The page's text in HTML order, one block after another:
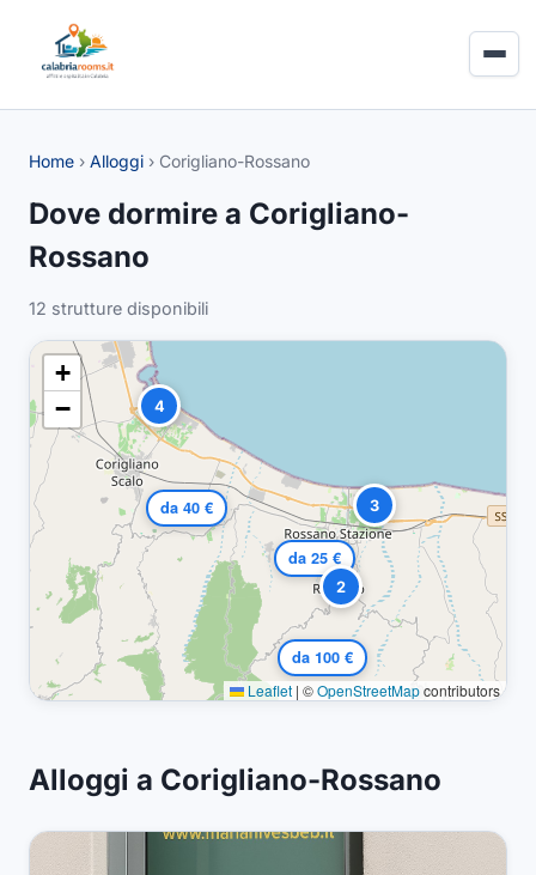
Home › Alloggi › Corigliano-Rossano
Dove dormire a Corigliano-
Rossano
12 strutture disponibili
da 25 €
4
3
2
da 40 €
da 100 €
+
−
Leaflet | ©OpenStreetMapcontributors
Alloggi a Corigliano-Rossano